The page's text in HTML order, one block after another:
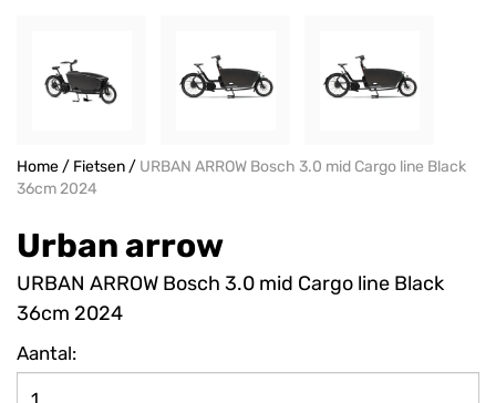
Home/ Fietsen/ URBAN ARROW Bosch 3.0 mid Cargo line Black
36cm 2024
Urban arrow
URBAN ARROW Bosch 3.0 mid Cargo line Black
36cm 2024
Aantal: